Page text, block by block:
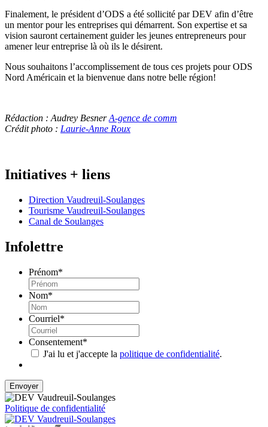
Finalement, le président d’ODS a été sollicité par DEV afin d’être
un mentor pour les entreprises qui démarrent. Son expertise et sa
vision sauront certainement guider les jeunes entrepreneurs pour
amener leur entreprise là où ils le désirent.
Nous souhaitons l’accomplissement de tous ces projets pour ODS
Nord Américain et la bienvenue dans notre belle région!
Rédaction : Audrey BesnerA-gence de comm
Crédit photo : Laurie-Anne Roux
Initiatives + liens
Direction Vaudreuil-Soulanges
Tourisme Vaudreuil-Soulanges
Canal de Soulanges
Infolettre
Prénom*
Nom*
Courriel*
Consentement*
J'ai lu et j'accepte la politique de confidentialité.
Politique de confidentialité